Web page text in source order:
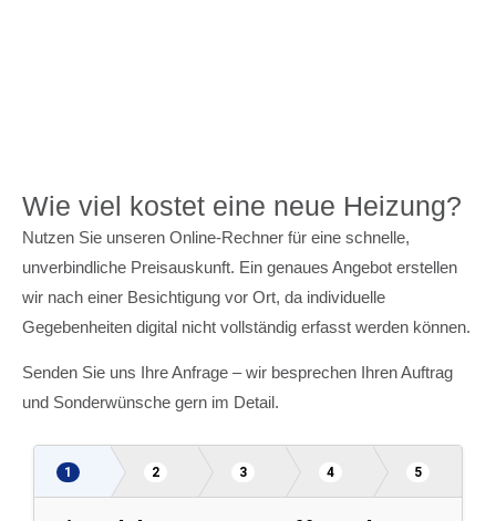
Wie viel kostet eine neue Heizung?
Nutzen Sie unseren Online-Rechner für eine schnelle,
unverbindliche Preisauskunft. Ein genaues Angebot erstellen
wir nach einer Besichtigung vor Ort, da individuelle
Gegebenheiten digital nicht vollständig erfasst werden können.
Senden Sie uns Ihre Anfrage – wir besprechen Ihren Auftrag
und Sonderwünsche gern im Detail.